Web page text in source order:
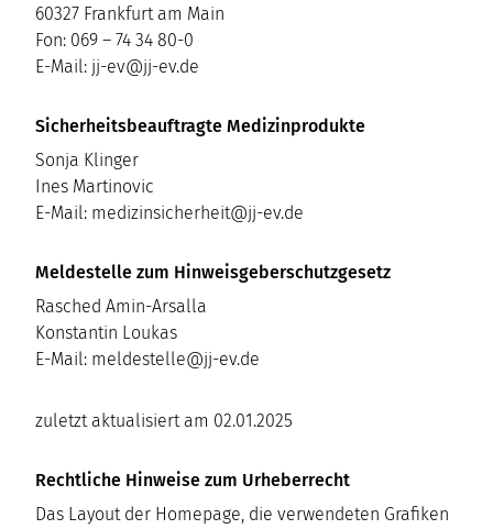
60327 Frankfurt am Main
Fon: 069 – 74 34 80-0
E-Mail: jj-ev@jj-ev.de
Sicherheitsbeauftragte Medizinprodukte
Sonja Klinger
Ines Martinovic
E-Mail: medizinsicherheit@jj-ev.de
Meldestelle zum Hinweisgeberschutzgesetz
Rasched Amin-Arsalla
Konstantin Loukas
E-Mail: meldestelle@jj-ev.de
zuletzt aktualisiert am 02.01.2025
Rechtliche Hinweise zum Urheberrecht
Das Layout der Homepage, die verwendeten Grafiken